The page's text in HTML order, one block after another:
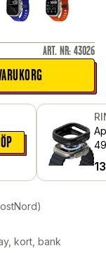
ART. NR: 43026
kort, bank